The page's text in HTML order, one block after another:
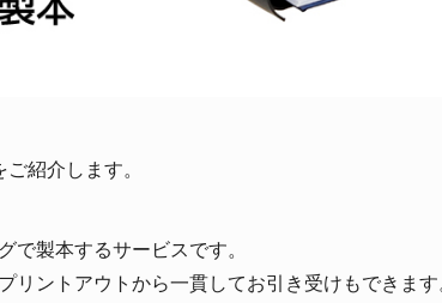
紹介します。
で製本するサービスです。
ントアウトから一貫してお引き受けもできます